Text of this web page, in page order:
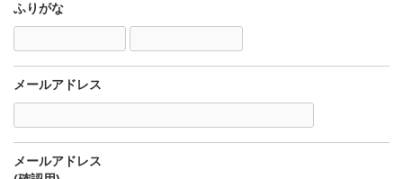
ふりがな
メールアドレス
メールアドレス